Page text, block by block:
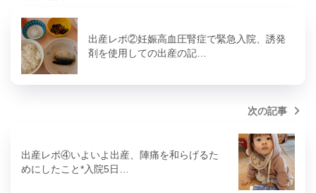
出産レポ②妊娠高血圧腎症で緊急入院、誘発
剤を使用しての出産の記…
次の記事
出産レポ④いよいよ出産、陣痛を和らげるた
めにしたこと*入院5日…